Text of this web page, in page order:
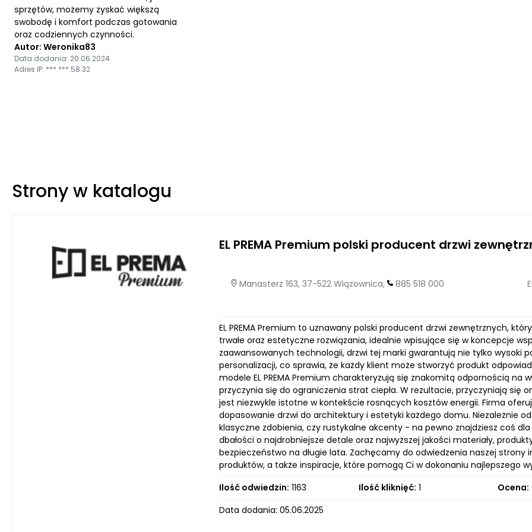
sprzętów, możemy zyskać większą
swobodę i komfort podczas gotowania
oraz codziennych czynności.
Autor: Weronika83
Data dodania: 20.06.2024
Adres IP: ***.***.58.32
Strony w katalogu
EL PREMA Premium polski producent drzwi
Manasterz 163, 37-522 Wiązownica, 885 518 000
EL PREMA Premium to uznawany polski producent drzwi zewnętrznych,
trwałe oraz estetyczne rozwiązania, idealnie wpisujące się w koncepcje
zaawansowanych technologii, drzwi tej marki gwarantują nie tylko wysoki
personalizacji, co sprawia, że każdy klient może stworzyć produkt
modele EL PREMA Premium charakteryzują się znakomitą odpornością na
przyczynia się do ograniczenia strat ciepła. W rezultacie, przyczyniają
jest niezwykle istotne w kontekście rosnących kosztów energii. Firma
dopasowanie drzwi do architektury i estetyki każdego domu. Niezależnie
klasyczne zdobienia, czy rustykalne akcenty - na pewno znajdziesz coś dla
dbałości o najdrobniejsze detale oraz najwyższej jakości materiały,
bezpieczeństwo na długie lata. Zachęcamy do odwiedzenia naszej strony
produktów, a także inspiracje, które pomogą Ci w dokonaniu najlepszego
Ilość odwiedzin: 1163 Ilość kliknięć: 1 Ocena:
Data dodania: 05.06.2025